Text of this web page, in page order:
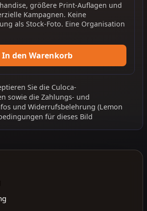
größere Print-Auflagen und
Kampagnen. Keine
als Stock-Foto. Eine Organisation
In den Warenkorb
Sie die Culoca-
sowie die Zahlungs- und
und Widerrufsbelehrung (Lemon
für dieses Bild